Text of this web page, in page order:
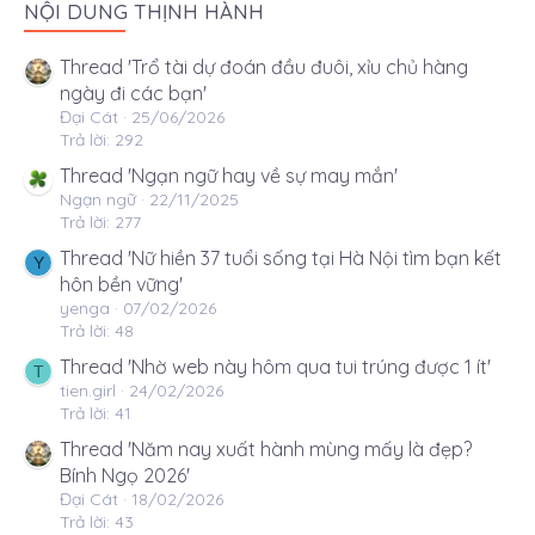
NỘI DUNG THỊNH HÀNH
Thread 'Trổ tài dự đoán đầu đuôi, xỉu chủ hàng
ngày đi các bạn'
Đại Cát
25/06/2026
Trả lời: 292
Thread 'Ngạn ngữ hay về sự may mắn'
Ngạn ngữ
22/11/2025
Trả lời: 277
Y
Thread 'Nữ hiền 37 tuổi sống tại Hà Nội tìm bạn kết
hôn bền vững'
yenga
07/02/2026
Trả lời: 48
T Thread 'Nhờ web này hôm qua tui trúng được 1 ít'
tien.girl
24/02/2026
Trả lời: 41
Thread 'Năm nay xuất hành mùng mấy là đẹp?
Bính Ngọ 2026'
Đại Cát
18/02/2026
Trả lời: 43